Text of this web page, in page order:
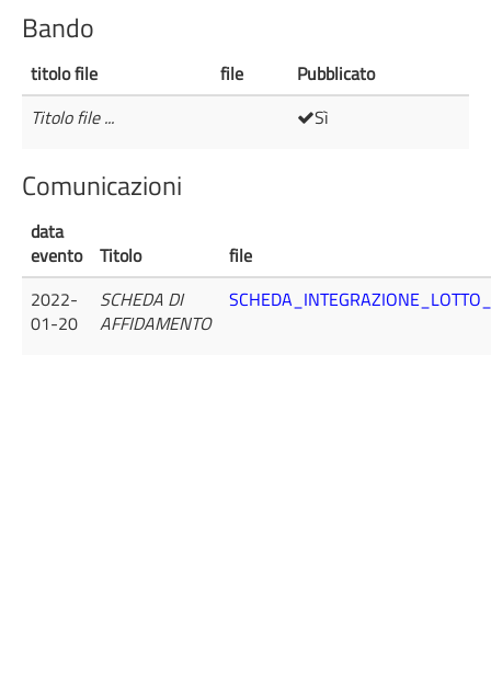
Bando
titolo file file
Pubblicato
Titolo file ...
Sì
Comunicazioni
data
evento
Titolo
file
2022-
01-20
SCHEDA DI
AFFIDAMENTO